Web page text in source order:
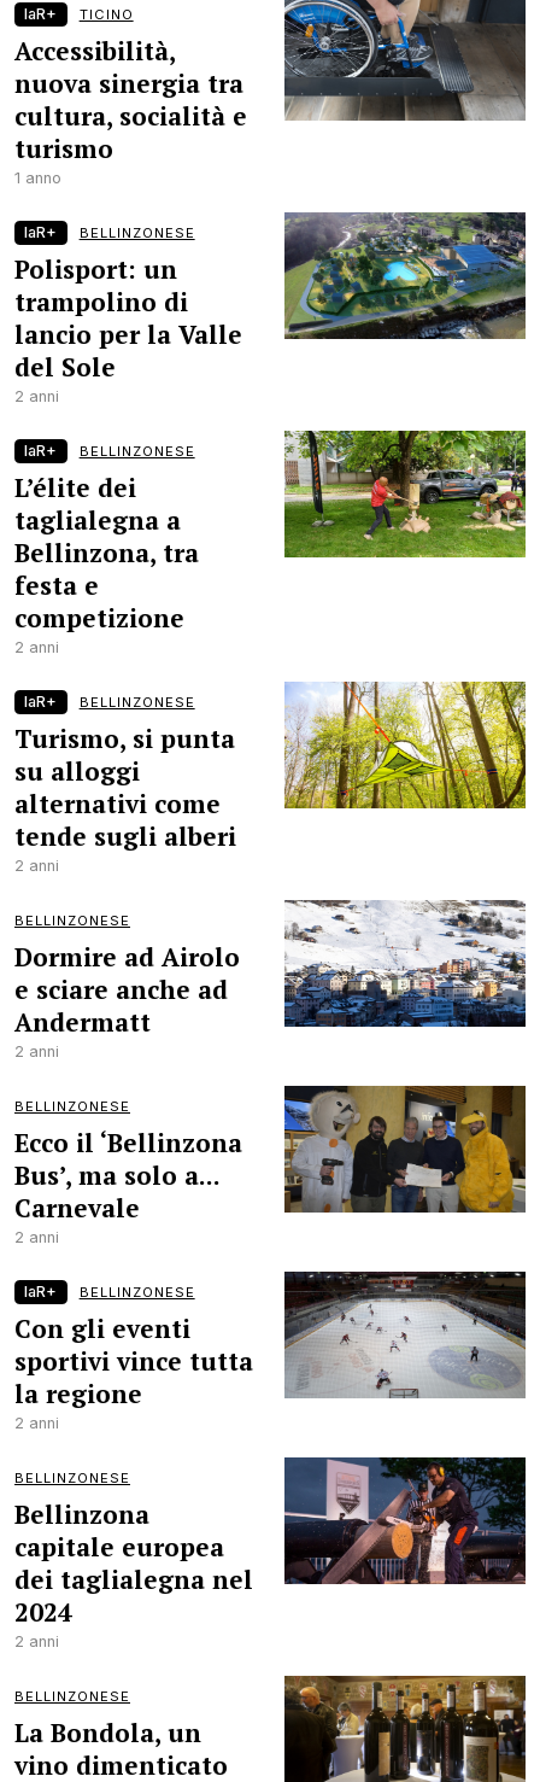
laR+ TICINO
Accessibilità,
nuova sinergia tra
cultura, socialità e
turismo
1 anno
laR+ BELLINZONESE
Polisport: un
trampolino di
lancio per la Valle
del Sole
2 anni
laR+ BELLINZONESE
L’élite dei
taglialegna a
Bellinzona, tra
festa e
competizione
2 anni
laR+ BELLINZONESE
Turismo, si punta
su alloggi
alternativi come
tende sugli alberi
2 anni
BELLINZONESE
Dormire ad Airolo
e sciare anche ad
Andermatt
2 anni
BELLINZONESE
Ecco il ‘Bellinzona
Bus’, ma solo a...
Carnevale
2 anni
laR+ BELLINZONESE
Con gli eventi
sportivi vince tutta
la regione
2 anni
BELLINZONESE
Bellinzona
capitale europea
dei taglialegna nel
2024
2 anni
BELLINZONESE
La Bondola, un
vino dimenticato